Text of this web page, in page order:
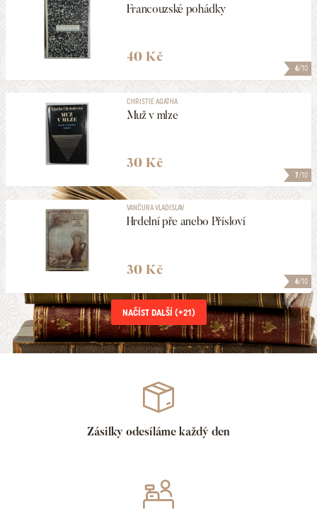
6/10
Francouzské pohádky
40 Kč
7/10
CHRISTIE AGATHA
Muž v mlze
30 Kč
6/10
VANČURA VLADISLAV
Hrdelní pře anebo Přísloví
30 Kč
NAČÍST DALŠÍ (+21)
Zásilky odesíláme každý den